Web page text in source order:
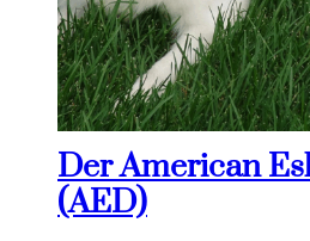
Der American
(AED)